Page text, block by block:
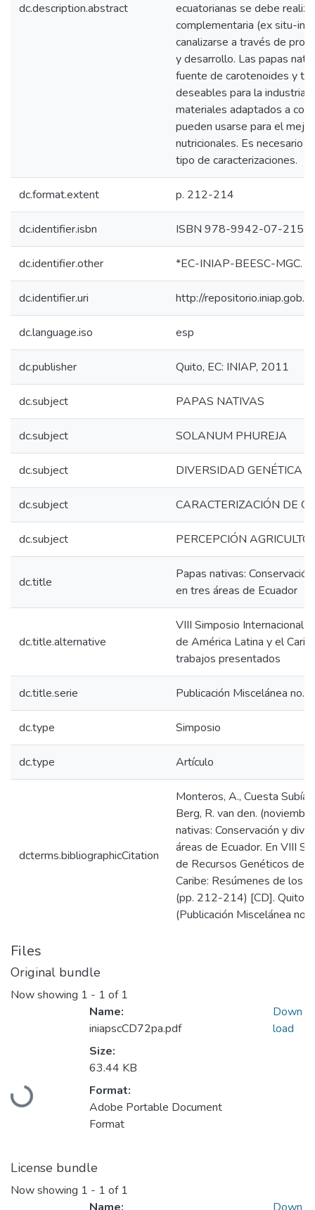
dc.description.abstract
ecuatorianas se debe
complementaria (ex situ-in
canalizarse a través de
y desarrollo. Las papas
fuente de carotenoides y
deseables para la industria.
materiales adaptados a
pueden usarse para el
nutricionales. Es necesario
tipo de caracterizaciones.
dc.format.extent p. 212-214
dc.identifier.isbn ISBN 978-9942-07-215-3
dc.identifier.other *EC-INIAP-BEESC-MGC.
dc.identifier.uri http://
dc.language.iso esp
dc.publisher Quito, EC: INIAP, 2011
dc.subject PAPAS NATIVAS
dc.subject SOLANUM PHUREJA
dc.subject DIVERSIDAD GENÉTICA
dc.subject CARACTERIZACIÓN DE
dc.subject PERCEPCIÓN
dc.title
Papas nativas:
en tres áreas de Ecuador
dc.title.alternative
VIII Simposio Internacional
de América Latina y el
trabajos presentados
dc.title.serie Publicación Miscelánea no.
dc.type Simposio
dc.type Artículo
dcterms.bibliographicCitation
Monteros, A., Cuesta Subía,
Berg, R. van den.
nativas: Conservación y
áreas de Ecuador. En VIII
de Recursos Genéticos de
Caribe: Resúmenes de los
(pp. 212-214) [CD]. Quito,
(Publicación Miscelánea no.
Files
Original bundle
Now showing 1 - 1 of 1
Loading...
Name:
iniapscCD72pa.pdf
Size:
63.44 KB
Format:
Adobe Portable Document
Format
Down
load
License bundle
Now showing 1 - 1 of 1